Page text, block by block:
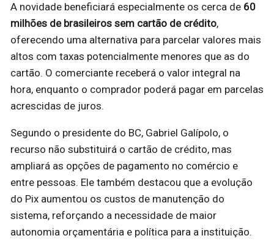
A novidade beneficiará especialmente os cerca de 60
milhões de brasileiros sem cartão de crédito,
oferecendo uma alternativa para parcelar valores mais
altos com taxas potencialmente menores que as do
cartão. O comerciante receberá o valor integral na
hora, enquanto o comprador poderá pagar em parcelas
acrescidas de juros.
Segundo o presidente do BC, Gabriel Galípolo, o
recurso não substituirá o cartão de crédito, mas
ampliará as opções de pagamento no comércio e
entre pessoas. Ele também destacou que a evolução
do Pix aumentou os custos de manutenção do
sistema, reforçando a necessidade de maior
autonomia orçamentária e política para a instituição.